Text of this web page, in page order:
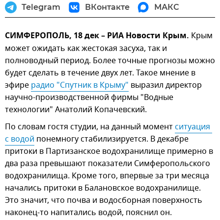
Telegram ВКонтакте МАКС
СИМФЕРОПОЛЬ, 18 дек – РИА Новости Крым. Крым
может ожидать как жестокая засуха, так и
полноводный период. Более точные прогнозы можно
будет сделать в течение двух лет. Такое мнение в
эфире радио "Спутник в Крыму" выразил директор
научно-производственной фирмы "Водные
технологии" Анатолий Копачевский.
По словам гостя студии, на данный момент ситуация
с водой понемногу стабилизируется. В декабре
притоки в Партизанское водохранилище примерно в
два раза превышают показатели Симферопольского
водохранилища. Кроме того, впервые за три месяца
начались притоки в Балановское водохранилище.
Это значит, что почва и водосборная поверхность
наконец-то напитались водой, пояснил он.